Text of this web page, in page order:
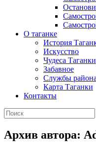
О таганке
История
Искусство
Чудеса Таганки
Забавное
Службы района
Карта Таганки
Контакты
Архив автора: